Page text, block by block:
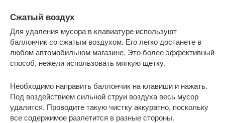
Сжатый воздух
Для удаления мусора в клавиатуре используют
баллончик со сжатым воздухом. Его легко достанете в
любом автомобильном магазине. Это более эффективный
способ, нежели использовать мягкую щетку.
Необходимо направить баллончик на клавиши и нажать.
Под воздействием сильной струи воздуха весь мусор
удалится. Проводите такую чистку аккуратно, поскольку
все содержимое разлетится в разные стороны.